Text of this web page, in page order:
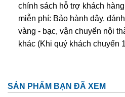
ra vật liệu tổng hợp này nhưng
lượng lớn để cung cấp cho thị
chính sách hỗ trợ khách
miễn phí: Bảo hành dây,
vàng - bạc, vận chuyển nội
khác (Khi quý khách chuyển
SẢN PHẨM BẠN ĐÃ XEM